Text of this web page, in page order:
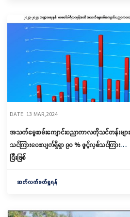
DATE: 13 MAR,2024
အသက်မွေးဝမ်းကျောင်းပညာကာလတိုသင်တန်းများ
သင်ကြားပေးလျက်ရှိရှာ ၉၀ % ဖွင့်လှစ်သင်ကြားပေး
ပြီးဖြစ်
ဆက်လက်ဖတ်ရှုရန်